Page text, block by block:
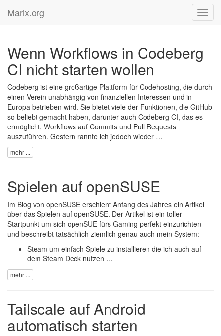
Marix.org
Wenn Workflows in Codeberg
CI nicht starten wollen
Codeberg ist eine großartige Plattform für Codehosting, die durch
einen Verein unabhängig von finanziellen Interessen und in
Europa betrieben wird. Sie bietet viele der Funktionen, die GitHub
so beliebt gemacht haben, darunter auch Codeberg CI, das es
ermöglicht, Workflows auf Commits und Pull Requests
auszuführen. Gestern rannte ich jedoch wieder …
mehr ...
Spielen auf openSUSE
Im Blog von openSUSE erschient Anfang des Jahres ein Artikel
über das Spielen auf openSUSE. Der Artikel ist ein toller
Startpunkt um sich openSUE fürs Gaming perfekt einzurichten
und beschreibt tatsächlich ziemlich genau auch mein System:
Steam um einfach Spiele zu installieren die ich auch auf
dem Steam Deck nutzen …
mehr ...
Tailscale auf Android
automatisch starten